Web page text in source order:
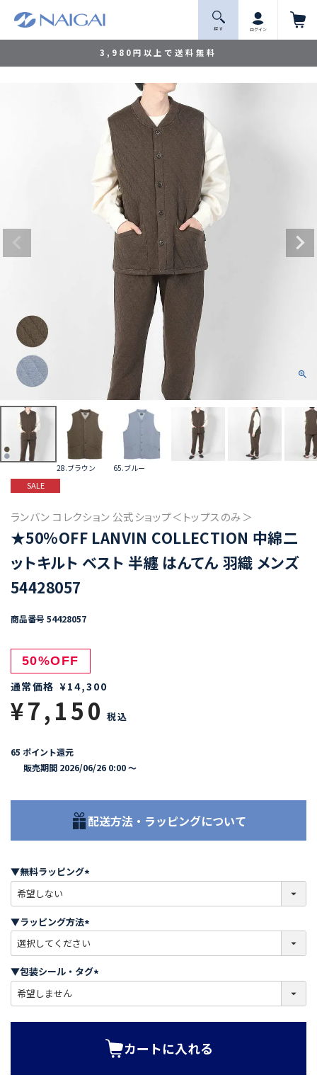
3,980円以上で送料無料
探 す ログイン
28.ブラウン 65.ブルー
SALE
ランバン コレクション 公式ショップ＜トップスのみ＞
★50%OFF LANVIN COLLECTION 中綿二
ットキルト ベスト 半纏 はんてん 羽織 メンズ
54428057
商品番号 54428057
50%OFF
通常価格 ¥14,300
¥7,150 税込
65 ポイント還元
販売期間 2026/06/26 0:00〜
配送方法・ラッピングについて
▼無料ラッピング
必
)
▼ラッピング方法
必
須
)
▼包装シール・タグ
必
カートに入れる